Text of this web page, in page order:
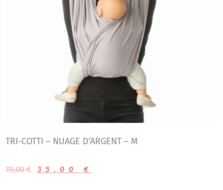
TRI-COTTI – NUAGE D’ARGENT – M
70,00€ 35,00 €